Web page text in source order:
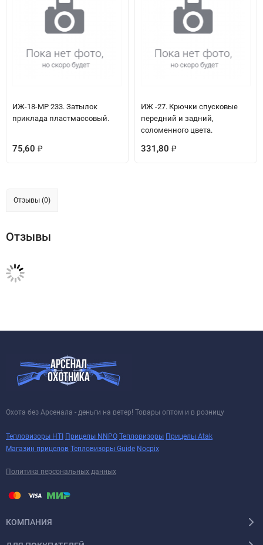
ИЖ-18-МР 233. Затылок
приклада пластмассовый.
75,60 ₽
ИЖ -27. Крючки спусковые
передний и задний,
соломенного цвета.
331,80 ₽
Отзывы (0)
Отзывы
Охота без Арсенала - деньги на ветер! Товары оптом и в розницу
Тепловизоры HTI Прицелы NNPO Тепловизоры Прицелы Atak
Магазин прицелов Тепловизоры Guide Nocpix
Политика персональных данных
КОМПАНИЯ